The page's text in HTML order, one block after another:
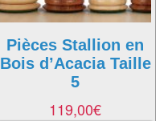
Pièces Stallion en
Bois d’Acacia Taille
5
119,00€